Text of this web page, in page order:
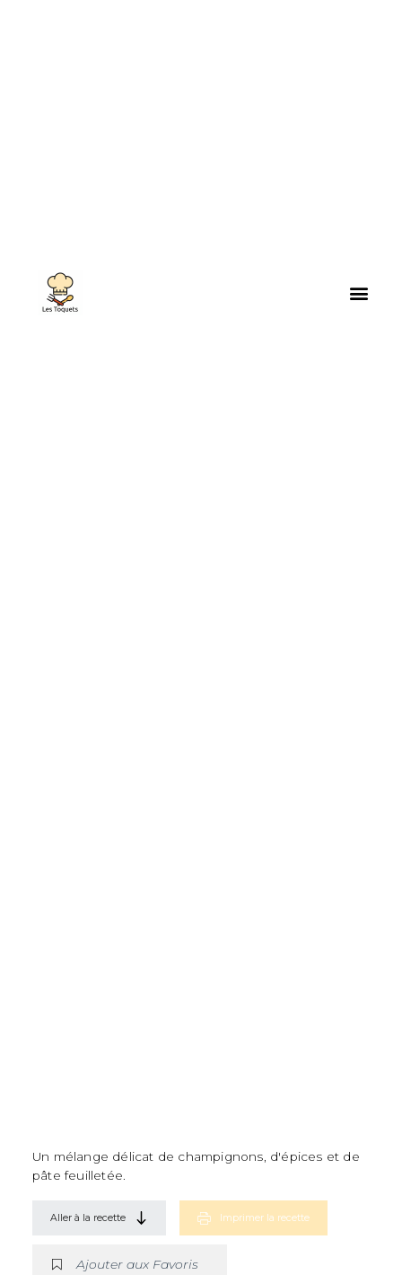
Un mélange délicat de champignons, d'épices et de
pâte feuilletée.
Aller à la recette Imprimer la recette
Ajouter aux Favoris